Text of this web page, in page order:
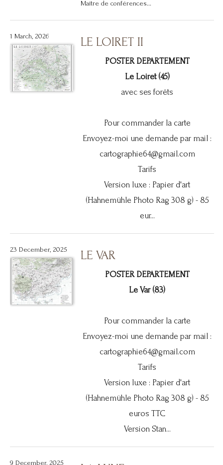
Maître de conférences...
1 March, 2026 LE LOIRET II
POSTER DEPARTEMENT
Le Loiret (45)
avec ses forêts
Pour commander la carte
Envoyez-moi une demande par mail :
cartographie64@gmail.com
Tarifs
Version luxe : Papier d'art
(Hahnemühle Photo Rag 308 g) - 85
eur...
23 December, 2025 LE VAR
POSTER DEPARTEMENT
Le Var (83)
Pour commander la carte
Envoyez-moi une demande par mail :
cartographie64@gmail.com
Tarifs
Version luxe : Papier d'art
(Hahnemühle Photo Rag 308 g) - 85
euros TTC
Version Stan...
9 December, 2025